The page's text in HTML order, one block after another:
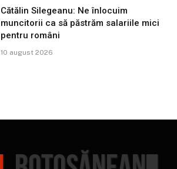
Cătălin Silegeanu: Ne înlocuim
muncitorii ca să păstrăm salariile mici
pentru români
10 august 2026